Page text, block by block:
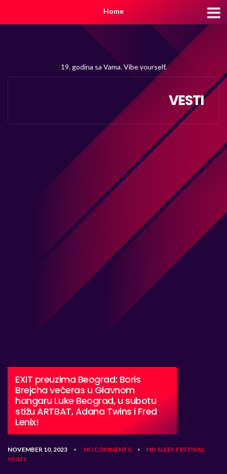
Home
19. godina sa Vama. Vibe yourself.
VESTI
EXIT preuzima Beograd: Boris
Brejcha večeras u Glavnom
hangaru Luke Beograd, u subotu
stižu ARTBAT, Adana Twins i Fred
Lenix!
NOVEMBER 10, 2023 • NO COMMENTS •
NO SLEEP FESTIVAL
VESTI